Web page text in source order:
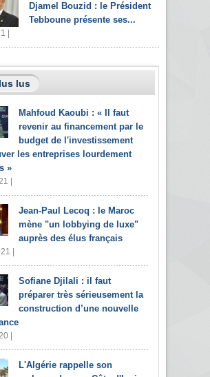
Djamel Bouzid : le Président
Tebboune présente ses...
|
lus
Mahfoud Kaoubi : « Il faut
revenir au financement par le
budget de l'investissement
les entreprises lourdement
»
|
Jean-Paul Lecoq : le Maroc
mène "un lobbying de luxe"
auprès des élus français
|
Sofiane Djilali : il faut
préparer très sérieusement la
construction d’une nouvelle
|
L'Algérie rappelle son